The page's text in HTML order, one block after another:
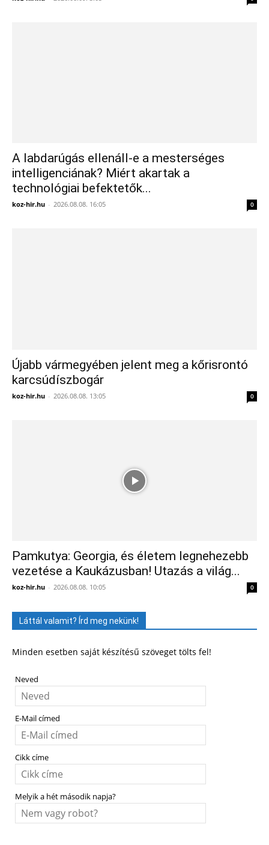
A labdarúgás ellenáll-e a mesterséges
intelligenciának? Miért akartak a
technológiai befektetők...
koz-hir.hu - 2026.08.08. 16:05 0
Újabb vármegyében jelent meg a kőrisrontó
karcsúdíszbogár
koz-hir.hu - 2026.08.08. 13:05 0
Pamkutya: Georgia, és életem legnehezebb
vezetése a Kaukázusban! Utazás a világ...
koz-hir.hu - 2026.08.08. 10:05 0
Láttál valamit? Írd meg nekünk!
Minden esetben saját készítésű szöveget tölts fel!
Neved
E-Mail címed
Cikk címe
Melyik a hét második napja?